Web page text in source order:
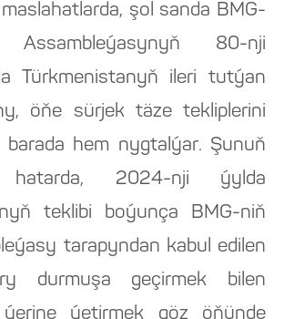
şol sanda BMG-
80-nji
Türkmenistanyň ileri tutýan
öňe sürjek täze tekliplerini
barada hem nygtalýar. Şunuň
2024-nji ýylda
teklibi boýunça BMG-niň
tarapyndan kabul edilen
durmuşa geçirmek bilen
ýetirmek göz öňünde